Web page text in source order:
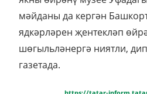
мәйданы да кергән
ядкәрләрен җентекләп
шөгыльләнергә ниятли,
газетада.